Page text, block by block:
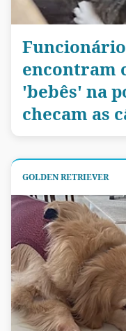
encontram
'bebês' na
checam as
GOLDEN RETRIEVER